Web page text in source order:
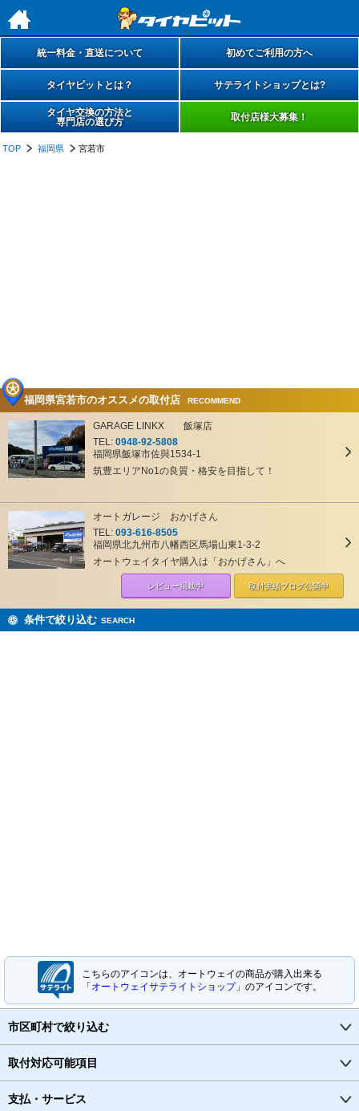
h
統一料金・直送について 初めてご利用の方へ
タイヤピットとは？ サテライトショップとは?
タイヤ交換の方法と
専門店の選び方
取付店様大募集！
TOP 福岡県 宮若市
福岡県宮若市のオススメの取付店 RECOMMEND
GARAGE LINKX 飯塚店
TEL: 0948-92-5808
福岡県飯塚市佐與1534-1
筑豊エリアNo1の良質・格安を目指して！
オートガレージ おかげさん
TEL: 093-616-8505
福岡県北九州市八幡西区馬場山東1-3-2
オートウェイタイヤ購入は「おかげさん」へ
レビュー掲載中 取付実績ブログ公開中
条件で絞り込む SEARCH
こちらのアイコンは、オートウェイの商品が購入出来る
「オートウェイサテライトショップ」のアイコンです。
市区町村で絞り込む
取付対応可能項目
支払・サービス